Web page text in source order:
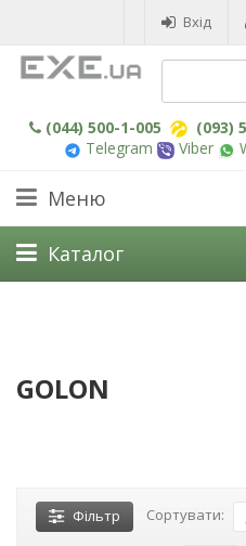
Вхід
(044) 500-1-005 (093)
Telegram
Viber
Меню
Каталог
GOLON
Фільтр Сортувати: